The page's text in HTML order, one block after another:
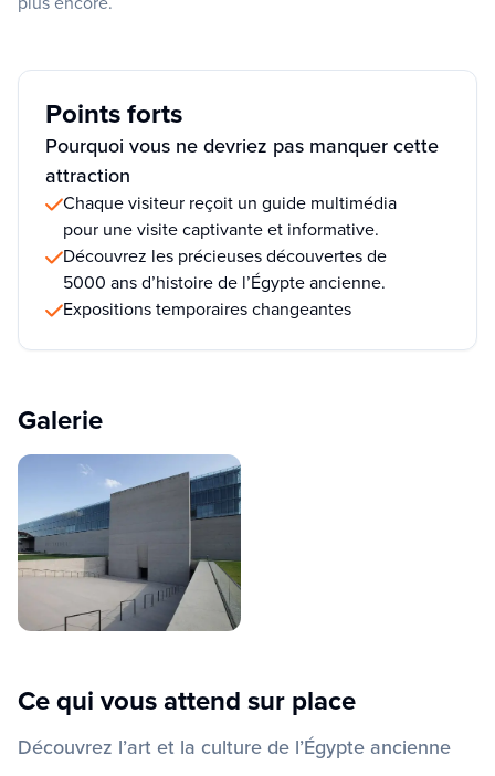
Points forts
Pourquoi vous ne devriez pas manquer cette
attraction
Chaque visiteur reçoit un guide multimédia
pour une visite captivante et informative.
Découvrez les précieuses découvertes de
5000 ans d’histoire de l’Égypte ancienne.
Expositions temporaires changeantes
Galerie
Ce qui vous attend sur place
Découvrez l’art et la culture de l’Égypte ancienne